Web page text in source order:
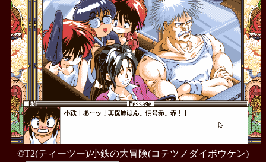
©T2(ティーツー)/小鉄の大冒険(コテツノダイボウケン)